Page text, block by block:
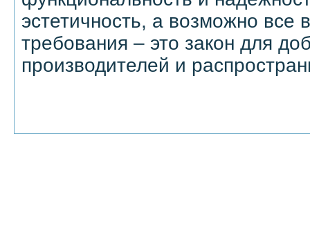
эстетичность, а возможно все
требования – это закон для
производителей и